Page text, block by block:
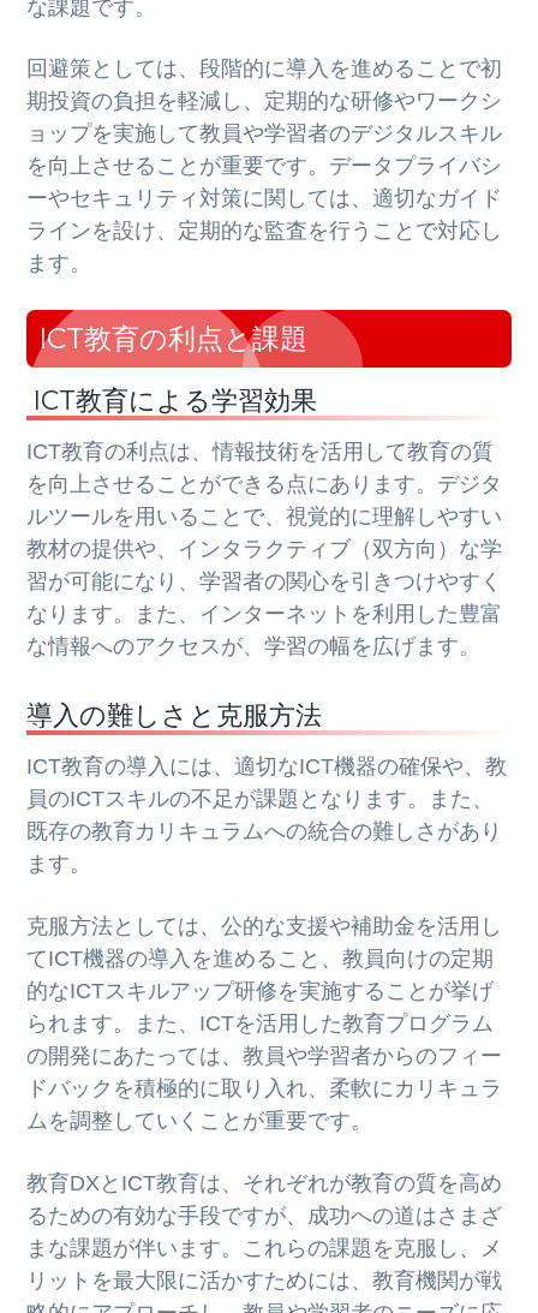
な課題です。
回避策としては、段階的に導入を進めることで初
期投資の負担を軽減し、定期的な研修やワークシ
ョップを実施して教員や学習者のデジタルスキル
を向上させることが重要です。データプライバシ
ーやセキュリティ対策に関しては、適切なガイド
ラインを設け、定期的な監査を行うことで対応し
ます。
ICT教育の利点と課題
ICT教育による学習効果
ICT教育の利点は、情報技術を活用して教育の質
を向上させることができる点にあります。デジタ
ルツールを用いることで、視覚的に理解しやすい
教材の提供や、インタラクティブ（双方向）な学
習が可能になり、学習者の関心を引きつけやすく
なります。また、インターネットを利用した豊富
な情報へのアクセスが、学習の幅を広げます。
導入の難しさと克服方法
ICT教育の導入には、適切なICT機器の確保や、教
員のICTスキルの不足が課題となります。また、
既存の教育カリキュラムへの統合の難しさがあり
ます。
克服方法としては、公的な支援や補助金を活用し
てICT機器の導入を進めること、教員向けの定期
的なICTスキルアップ研修を実施することが挙げ
られます。また、ICTを活用した教育プログラム
の開発にあたっては、教員や学習者からのフィー
ドバックを積極的に取り入れ、柔軟にカリキュラ
ムを調整していくことが重要です。
教育DXとICT教育は、それぞれが教育の質を高め
るための有効な手段ですが、成功への道はさまざ
まな課題が伴います。これらの課題を克服し、メ
リットを最大限に活かすためには、教育機関が戦